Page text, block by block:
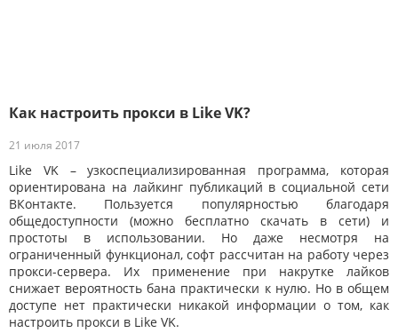
Как настроить прокси в Like VK?
21 июля 2017
Like VK – узкоспециализированная программа, которая
ориентирована на лайкинг публикаций в социальной сети
ВКонтакте. Пользуется популярностью благодаря
общедоступности (можно бесплатно скачать в сети) и
простоты в использовании. Но даже несмотря на
ограниченный функционал, софт рассчитан на работу через
прокси-сервера. Их применение при накрутке лайков
снижает вероятность бана практически к нулю. Но в общем
доступе нет практически никакой информации о том, как
настроить прокси в Like VK.